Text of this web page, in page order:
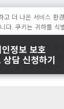
선도하겠습니다.
습니다.
율적 관리를 보장하겠
All rights reserved.
고 더 나은 서비스 환
다. 쿠키는 귀하를 식
사용에 동의하게 됩니
키를 삭제 할 수있습
침” 을 참고하세요. →
정보 보호
상담 신청하기